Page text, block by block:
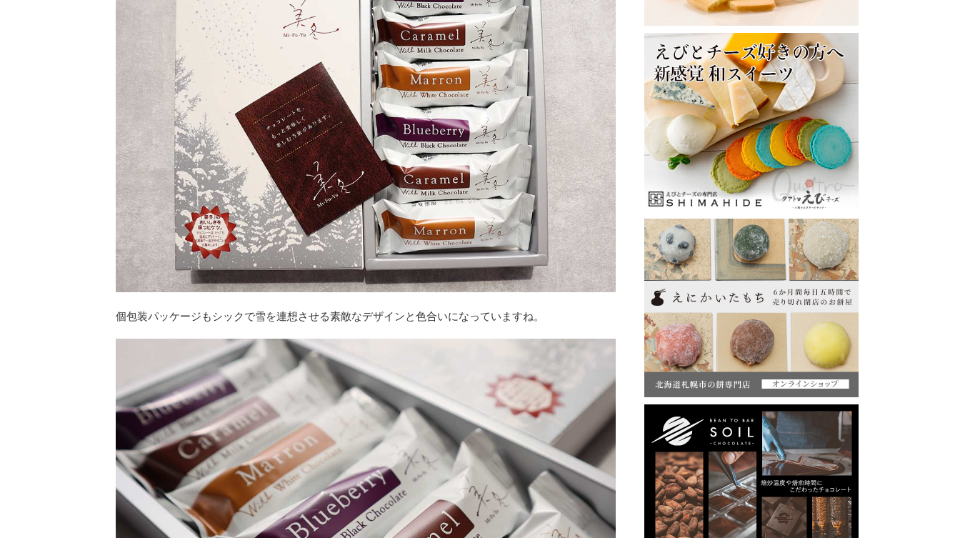
個包装パッケージもシックで雪を連想させる素敵なデザインと色合いになっていますね。